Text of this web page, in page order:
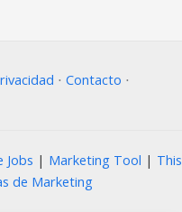
⋅ Contacto ⋅
Jobs | Marketing Tool | This
de Marketing